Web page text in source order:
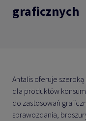
graficznych
Antalis oferuje
dla produktów
do zastosowań
sprawozdania,